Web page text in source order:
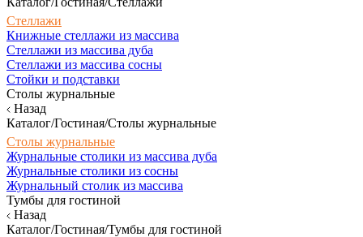
Стеллажи
Книжные стеллажи из массива
Стеллажи из массива дуба
Стеллажи из массива сосны
Стойки и подставки
Столы журнальные
Назад
Каталог/Гостиная/Столы журнальные
Столы журнальные
Журнальные столики из массива дуба
Журнальные столики из сосны
Журнальный столик из массива
Тумбы для гостиной
Назад
Каталог/Гостиная/Тумбы для гостиной